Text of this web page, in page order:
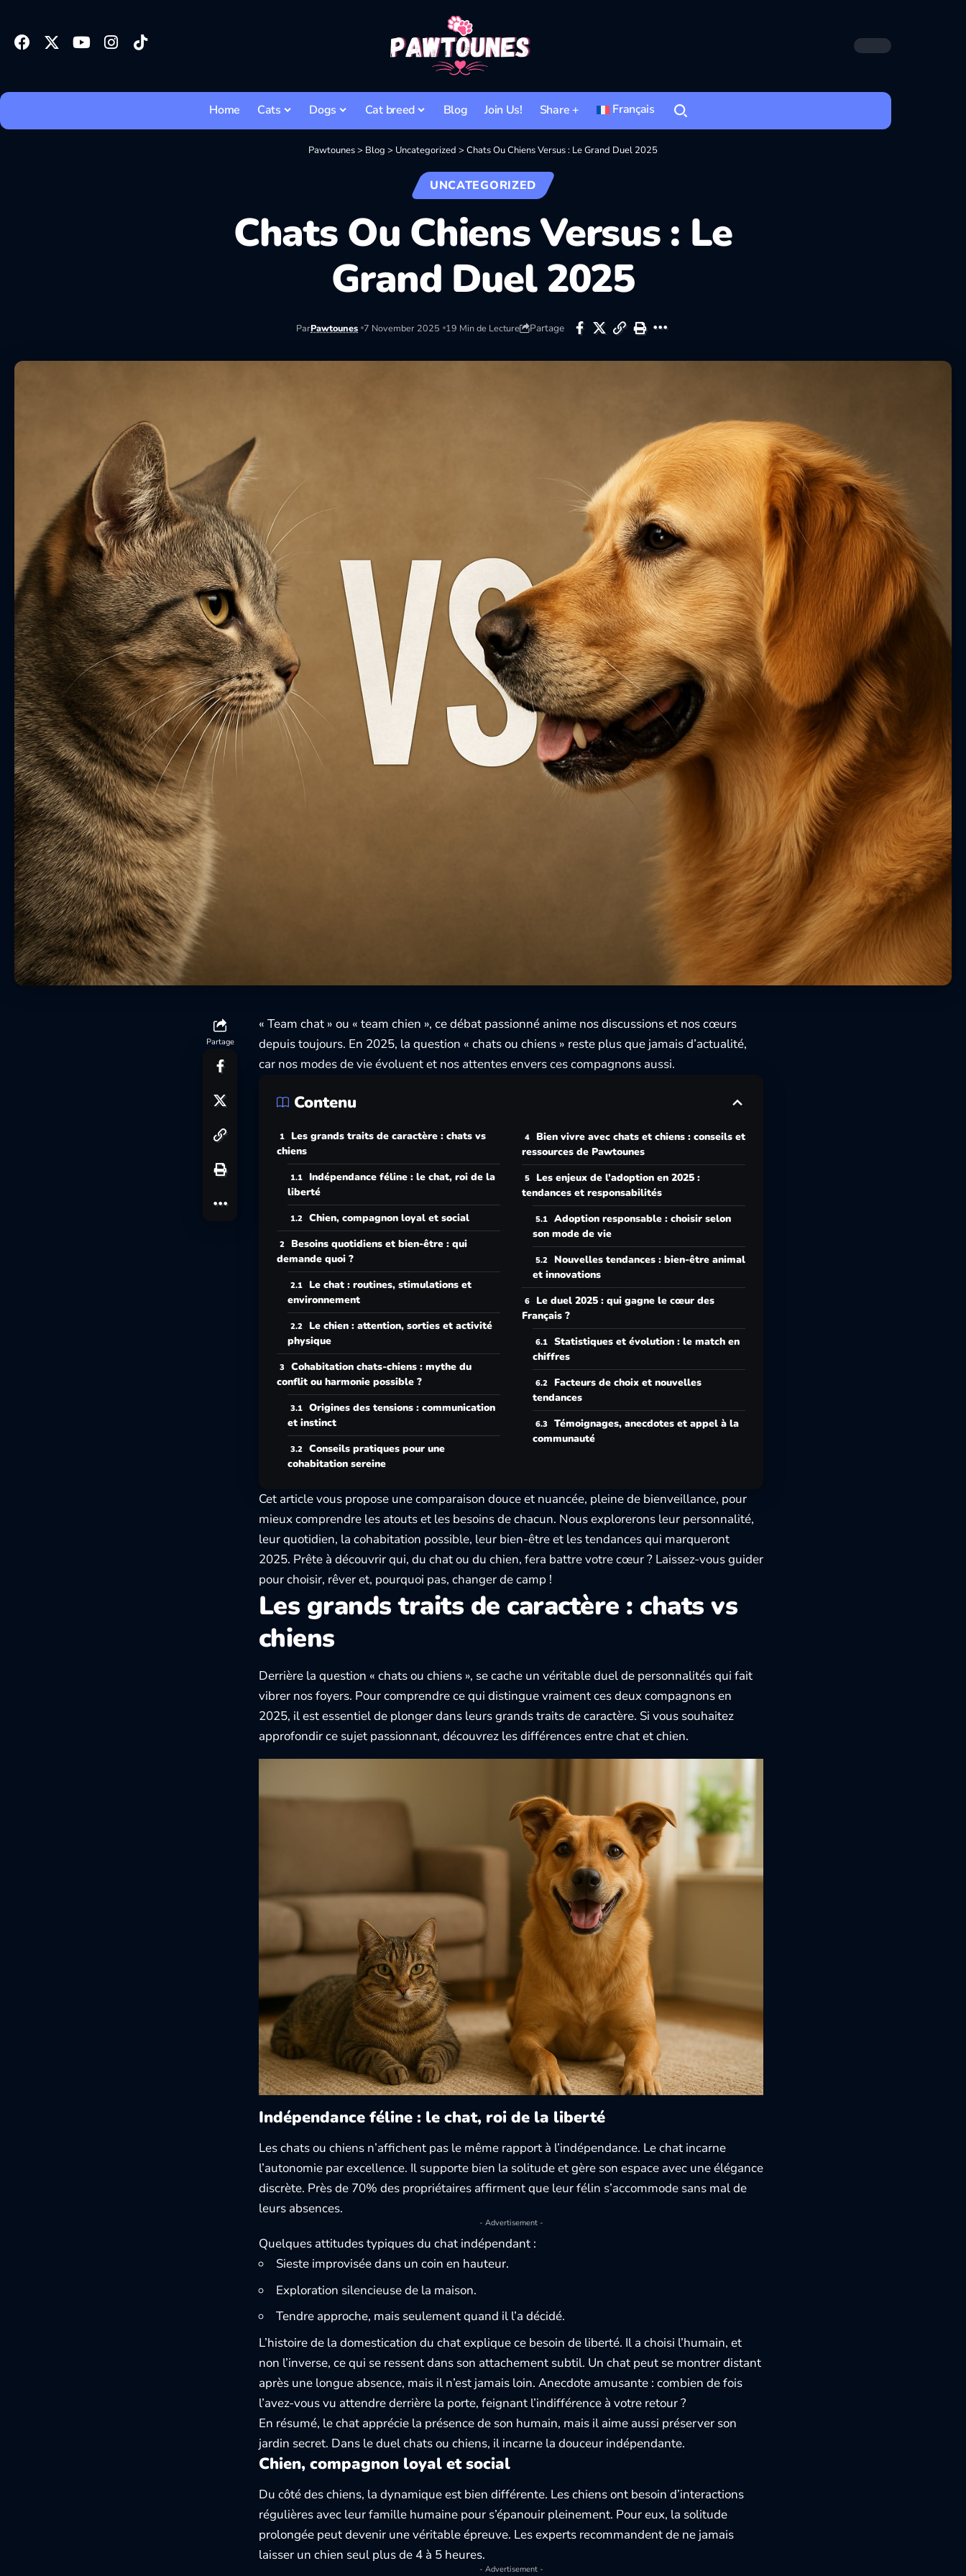
Home Cats Dogs Cat breed Blog Join Us! Share + Français
Pawtounes> Blog > Uncategorized > Chats Ou Chiens Versus : Le Grand Duel 2025
UNCATEGORIZED
Chats Ou Chiens Versus : Le
Grand Duel 2025
ParPawtounes 7 November 2025 19 Min de Lecture Partage
Partage
« Team chat » ou « team chien », ce débat passionné anime nos discussions et nos cœurs
depuis toujours. En 2025, la question « chats ou chiens » reste plus que jamais d’actualité,
car nos modes de vie évoluent et nos attentes envers ces compagnons aussi.
Contenu
Les grands traits de caractère : chats vs
chiens
Indépendance féline : le chat, roi de la
liberté
Chien, compagnon loyal et social
Besoins quotidiens et bien-être : qui
demande quoi ?
Le chat : routines, stimulations et
environnement
Le chien : attention, sorties et activité
physique
Cohabitation chats-chiens : mythe du
conflit ou harmonie possible ?
Origines des tensions : communication
et instinct
Conseils pratiques pour une
cohabitation sereine
Bien vivre avec chats et chiens : conseils et
ressources de Pawtounes
Les enjeux de l’adoption en 2025 :
tendances et responsabilités
Adoption responsable : choisir selon
son mode de vie
Nouvelles tendances : bien-être animal
et innovations
Le duel 2025 : qui gagne le cœur des
Français ?
Statistiques et évolution : le match en
chiffres
Facteurs de choix et nouvelles
tendances
Témoignages, anecdotes et appel à la
communauté
Cet article vous propose une comparaison douce et nuancée, pleine de bienveillance, pour
mieux comprendre les atouts et les besoins de chacun. Nous explorerons leur personnalité,
leur quotidien, la cohabitation possible, leur bien-être et les tendances qui marqueront
2025. Prête à découvrir qui, du chat ou du chien, fera battre votre cœur ? Laissez-vous guider
pour choisir, rêver et, pourquoi pas, changer de camp !
Les grands traits de caractère : chats vs
chiens
Derrière la question « chats ou chiens », se cache un véritable duel de personnalités qui fait
vibrer nos foyers. Pour comprendre ce qui distingue vraiment ces deux compagnons en
2025, il est essentiel de plonger dans leurs grands traits de caractère. Si vous souhaitez
approfondir ce sujet passionnant, découvrez lesdifférences entre chat et chien.
Indépendance féline : le chat, roi de la liberté
Les chats ou chiens n’affichent pas le même rapport à l’indépendance. Le chat incarne
l’autonomie par excellence. Il supporte bien la solitude et gère son espace avec une élégance
discrète. Près de 70% des propriétaires affirment que leur félin s’accommode sans mal de
leurs absences.
- Advertisement -
Quelques attitudes typiques du chat indépendant :
Sieste improvisée dans un coin en hauteur.
Exploration silencieuse de la maison.
Tendre approche, mais seulement quand il l’a décidé.
L’histoire de la domestication du chat explique ce besoin de liberté. Il a choisi l’humain, et
non l’inverse, ce qui se ressent dans son attachement subtil. Un chat peut se montrer distant
après une longue absence, mais il n’est jamais loin. Anecdote amusante : combien de fois
l’avez-vous vu attendre derrière la porte, feignant l’indifférence à votre retour ?
En résumé, le chat apprécie la présence de son humain, mais il aime aussi préserver son
jardin secret. Dans le duel chats ou chiens, il incarne la douceur indépendante.
Chien, compagnon loyal et social
Du côté des chiens, la dynamique est bien différente. Les chiens ont besoin d’interactions
régulières avec leur famille humaine pour s’épanouir pleinement. Pour eux, la solitude
prolongée peut devenir une véritable épreuve. Les experts recommandent de ne jamais
laisser un chien seul plus de 4 à 5 heures.
- Advertisement -